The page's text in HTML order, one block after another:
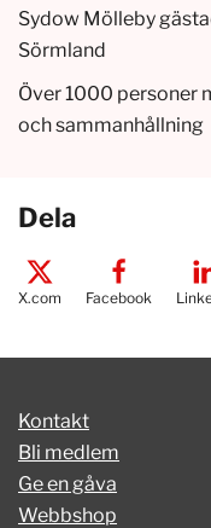
Sydow Mölleby
Sörmland
Över 1000 personer
och sammanhållning
Dela
X.com Facebook
Kontakt
Bli medlem
Ge en gåva
Webbshop